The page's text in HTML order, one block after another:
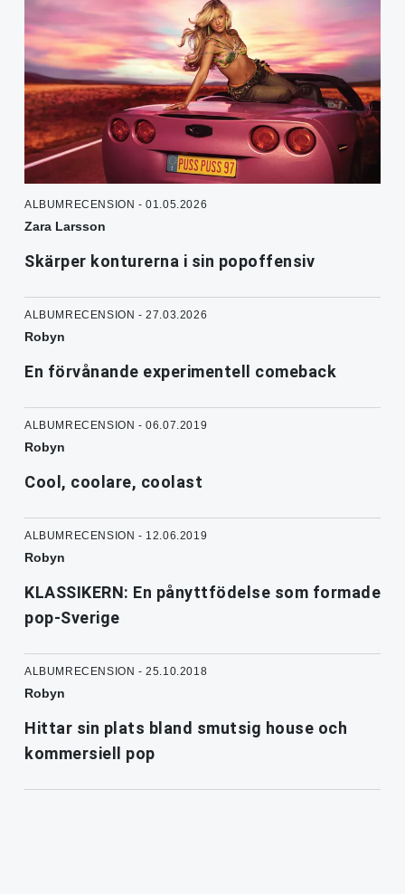
ALBUMRECENSION - 01.05.2026
Zara Larsson
Skärper konturerna i sin popoffensiv
ALBUMRECENSION - 27.03.2026
Robyn
En förvånande experimentell comeback
ALBUMRECENSION - 06.07.2019
Robyn
Cool, coolare, coolast
ALBUMRECENSION - 12.06.2019
Robyn
KLASSIKERN: En pånyttfödelse som formade
pop-Sverige
ALBUMRECENSION - 25.10.2018
Robyn
Hittar sin plats bland smutsig house och
kommersiell pop